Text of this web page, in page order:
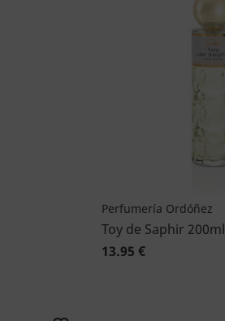
Perfumería Ordóñez
Toy de Saphir 200ml
13.95 €